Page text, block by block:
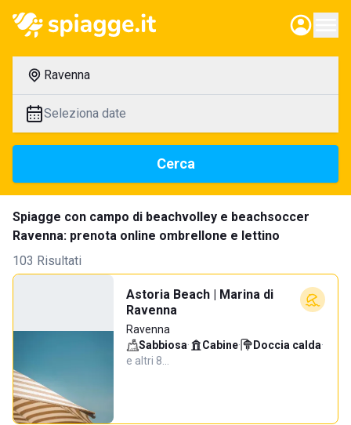
Ravenna
Seleziona date
Cerca
Spiagge con campo di beachvolley e beachsoccer
Ravenna: prenota online ombrellone e lettino
103 Risultati
Astoria Beach | Marina di
Ravenna
Ravenna
Sabbiosa· Cabine· Doccia calda·
e altri 8…